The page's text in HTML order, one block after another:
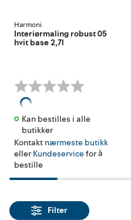
Harmoni
Interiørmaling robust 05
hvit base 2,7l
Kan bestilles i alle
butikker
Kontakt nærmeste butikk
ellerKundeservicefor å
bestille
Filter